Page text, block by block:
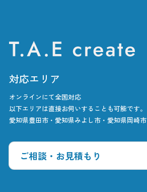
対応エリア
オンラインにて全国対応
以下エリアは直接お伺いすることも可能です。
愛知県豊田市・愛知県みよし市・愛知県岡崎市
ご相談・お見積もり